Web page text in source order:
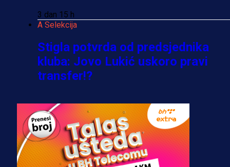
3 dan 15 h
A Selekcija
Stigla potvrda od predsjednika
kluba: Jovo Lukić uskoro pravi
transfer!?
A Selekcija
Zmajevi dobili veliko pojačanje:
Fudbaler Olympiacosa želi obući
dres BiH!